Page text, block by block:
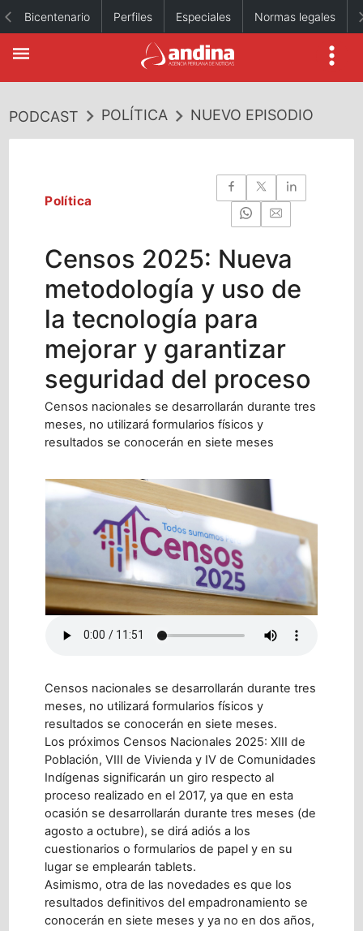
Bicentenario Perfiles Especiales Normas legales
PODCAST POLÍTICA NUEVO EPISODIO
Política
Censos 2025: Nueva
metodología y uso de
la tecnología para
mejorar y garantizar
seguridad del proceso
Censos nacionales se desarrollarán durante tres
meses, no utilizará formularios físicos y
resultados se conocerán en siete meses
Censos nacionales se desarrollarán durante tres
meses, no utilizará formularios físicos y
resultados se conocerán en siete meses.
Los próximos Censos Nacionales 2025: XIII de
Población, VIII de Vivienda y IV de Comunidades
Indígenas significarán un giro respecto al
proceso realizado en el 2017, ya que en esta
ocasión se desarrollarán durante tres meses (de
agosto a octubre), se dirá adiós a los
cuestionarios o formularios de papel y en su
lugar se emplearán tablets.
Asimismo, otra de las novedades es que los
resultados definitivos del empadronamiento se
conocerán en siete meses y ya no en dos años,